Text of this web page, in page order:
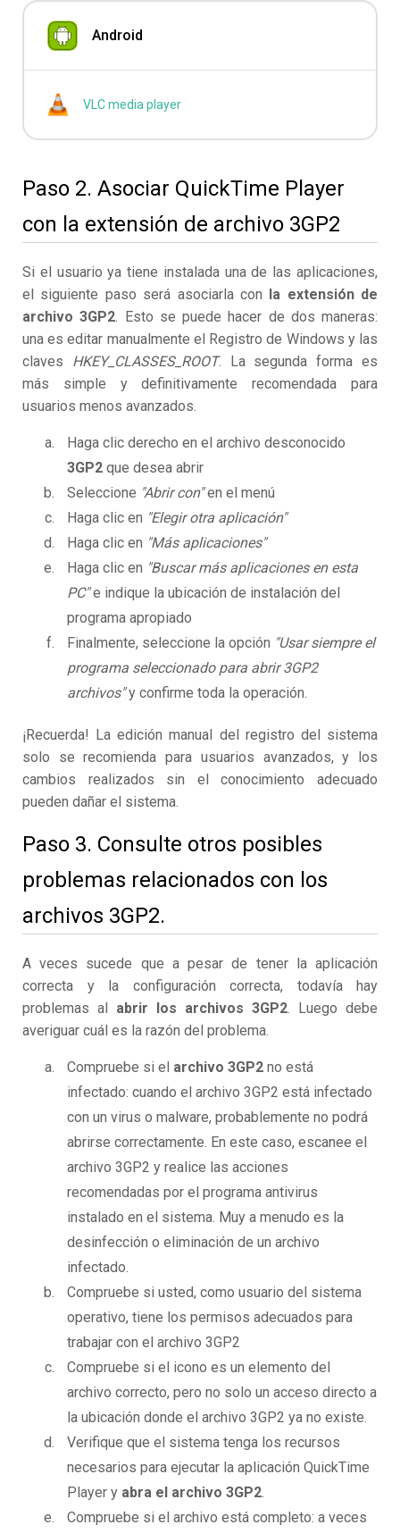
Android
VLC media player
Paso 2. Asociar QuickTime Player
con la extensión de archivo 3GP2
Si el usuario ya tiene instalada una de las aplicaciones,
el siguiente paso será asociarla con la extensión de
archivo 3GP2. Esto se puede hacer de dos maneras:
una es editar manualmente el Registro de Windows y las
claves HKEY_CLASSES_ROOT. La segunda forma es
más simple y definitivamente recomendada para
usuarios menos avanzados.
Haga clic derecho en el archivo desconocido
3GP2 que desea abrir
Seleccione "Abrir con"en el menú
Haga clic en "Elegir otra aplicación"
Haga clic en "Más aplicaciones"
Haga clic en "Buscar más aplicaciones en esta
PC"e indique la ubicación de instalación del
programa apropiado
Finalmente, seleccione la opción "Usar siempre el
programa seleccionado para abrir 3GP2
archivos"y confirme toda la operación.
¡Recuerda! La edición manual del registro del sistema
solo se recomienda para usuarios avanzados, y los
cambios realizados sin el conocimiento adecuado
pueden dañar el sistema.
Paso 3. Consulte otros posibles
problemas relacionados con los
archivos 3GP2.
A veces sucede que a pesar de tener la aplicación
correcta y la configuración correcta, todavía hay
problemas al abrir los archivos 3GP2. Luego debe
averiguar cuál es la razón del problema.
Compruebe si el archivo 3GP2 no está
infectado: cuando el archivo 3GP2 está infectado
con un virus o malware, probablemente no podrá
abrirse correctamente. En este caso, escanee el
archivo 3GP2 y realice las acciones
recomendadas por el programa antivirus
instalado en el sistema. Muy a menudo es la
desinfección o eliminación de un archivo
infectado.
Compruebe si usted, como usuario del sistema
operativo, tiene los permisos adecuados para
trabajar con el archivo 3GP2
Compruebe si el icono es un elemento del
archivo correcto, pero no solo un acceso directo a
la ubicación donde el archivo 3GP2 ya no existe.
Verifique que el sistema tenga los recursos
necesarios para ejecutar la aplicación QuickTime
Player y abra el archivo 3GP2.
Compruebe si el archivo está completo: a veces